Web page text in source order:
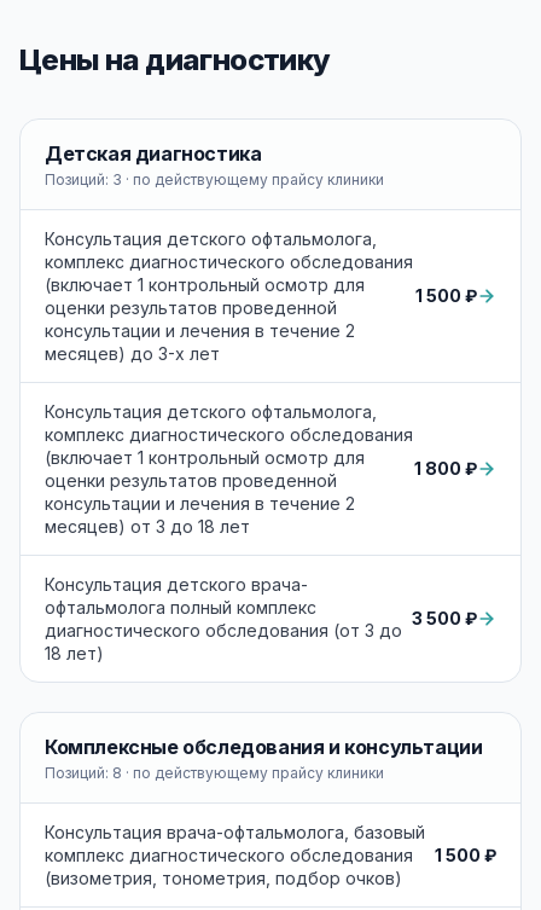
Цены на диагностику
Детская диагностика
Позиций: 3 · по действующему прайсу клиники
Консультация детского офтальмолога,
комплекс диагностического обследования
(включает 1 контрольный осмотр для
оценки результатов проведенной
консультации и лечения в течение 2
месяцев) до 3-х лет
1 500 ₽
Консультация детского офтальмолога,
комплекс диагностического обследования
(включает 1 контрольный осмотр для
оценки результатов проведенной
консультации и лечения в течение 2
месяцев) от 3 до 18 лет
1 800 ₽
Консультация детского врача-
офтальмолога полный комплекс
диагностического обследования (от 3 до
18 лет)
3 500 ₽
Комплексные обследования и консультации
Позиций: 8 · по действующему прайсу клиники
Консультация врача-офтальмолога, базовый
комплекс диагностического обследования
(визометрия, тонометрия, подбор очков)
1 500 ₽